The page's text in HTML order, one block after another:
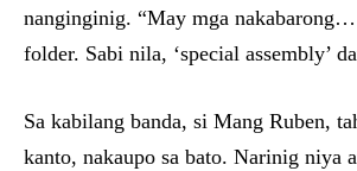
nanginginig. “May mga
folder. Sabi nila, ‘special assembly’
Sa kabilang banda, si Mang Ruben,
kanto, nakaupo sa bato. Narinig niya